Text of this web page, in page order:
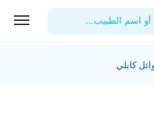
اسم الطبيب...
كابلي